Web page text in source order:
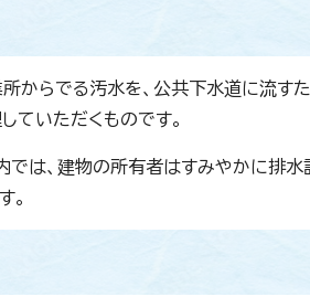
からでる汚水を、公共下水道に流す
ていただくものです。
は、建物の所有者はすみやかに排
。